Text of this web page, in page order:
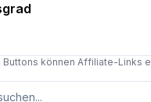
können Affiliate-Links